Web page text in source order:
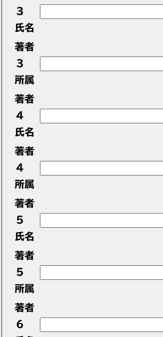
3
氏名
著者
3
所属
著者
4
氏名
著者
4
所属
著者
5
氏名
著者
5
所属
著者
6